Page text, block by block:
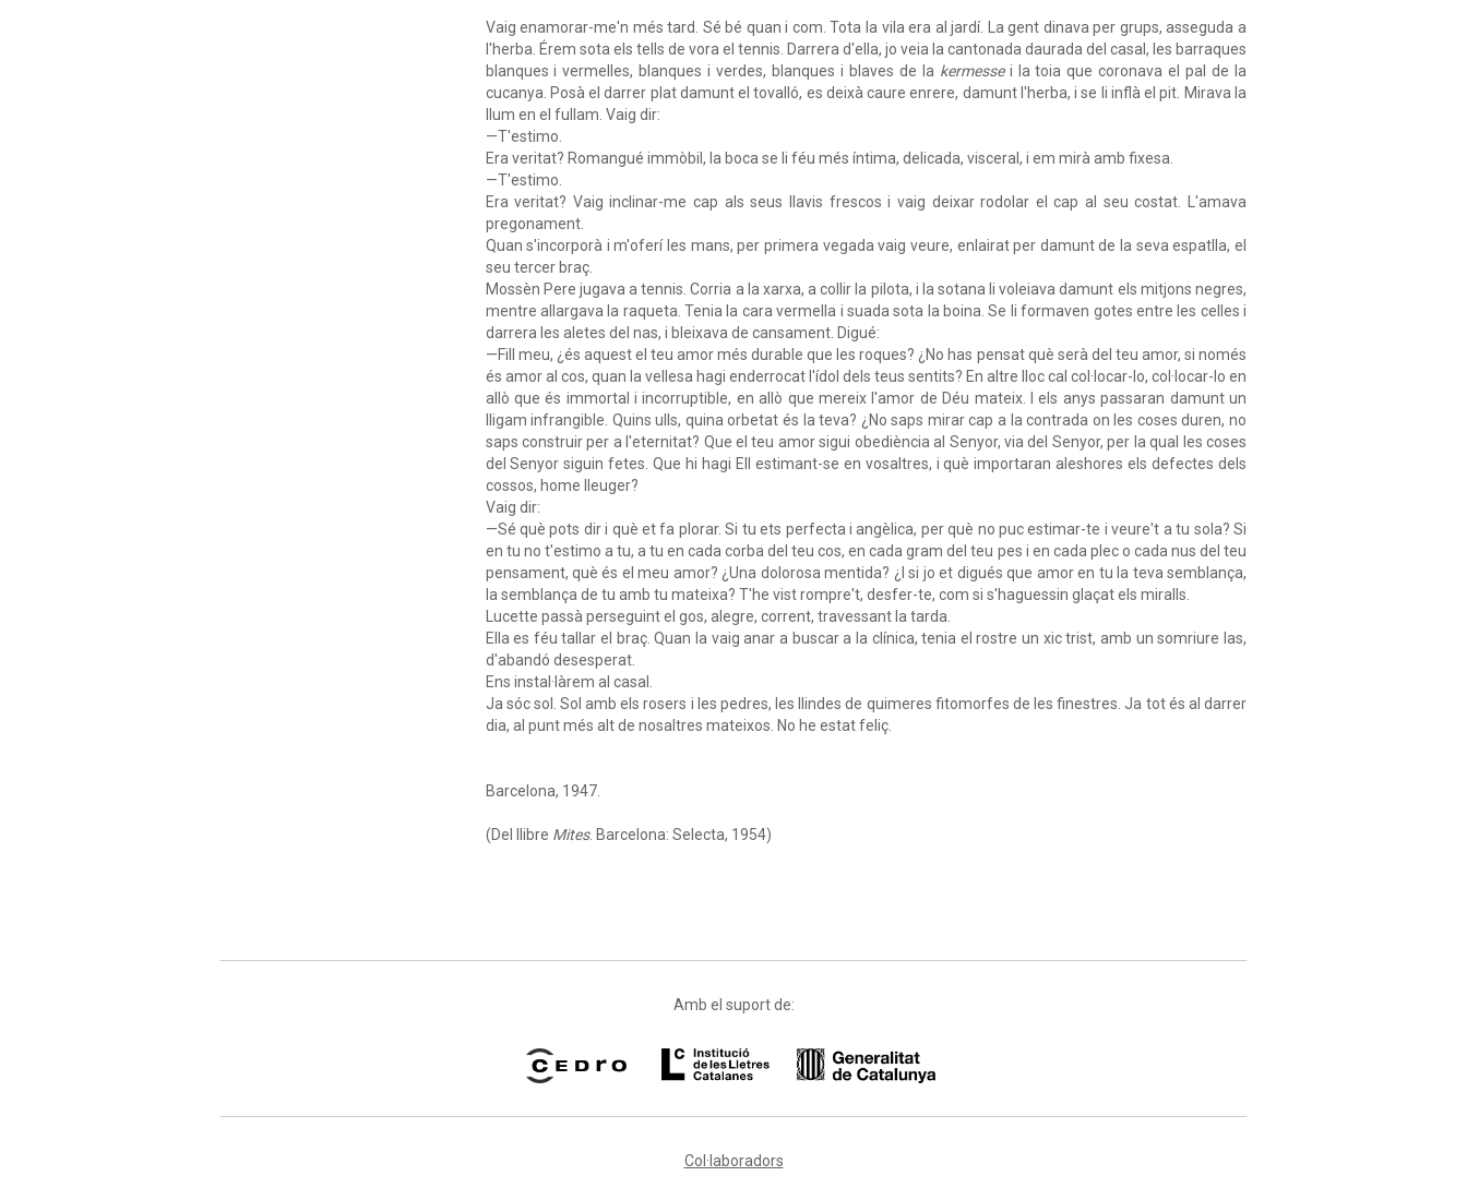
Vaig enamorar-me'n més tard. Sé bé quan i com. Tota la vila era al jardí. La gent dinava per grups, asseguda a
l'herba. Érem sota els tells de vora el tennis. Darrera d'ella, jo veia la cantonada daurada del casal, les barraques
blanques i vermelles, blanques i verdes, blanques i blaves de la kermessei la toia que coronava el pal de la
cucanya. Posà el darrer plat damunt el tovalló, es deixà caure enrere, damunt l'herba, i se li inflà el pit. Mirava la
llum en el fullam. Vaig dir:
—T'estimo.
Era veritat? Romangué immòbil, la boca se li féu més íntima, delicada, visceral, i em mirà amb fixesa.
—T'estimo.
Era veritat? Vaig inclinar-me cap als seus llavis frescos i vaig deixar rodolar el cap al seu costat. L'amava
pregonament.
Quan s'incorporà i m'oferí les mans, per primera vegada vaig veure, enlairat per damunt de la seva espatlla, el
seu tercer braç.
Mossèn Pere jugava a tennis. Corria a la xarxa, a collir la pilota, i la sotana li voleiava damunt els mitjons negres,
mentre allargava la raqueta. Tenia la cara vermella i suada sota la boina. Se li formaven gotes entre les celles i
darrera les aletes del nas, i bleixava de cansament. Digué:
—Fill meu, ¿és aquest el teu amor més durable que les roques? ¿No has pensat què serà del teu amor, si només
és amor al cos, quan la vellesa hagi enderrocat l'ídol dels teus sentits? En altre lloc cal col·locar-lo, col·locar-lo en
allò que és immortal i incorruptible, en allò que mereix l'amor de Déu mateix. I els anys passaran damunt un
lligam infrangible. Quins ulls, quina orbetat és la teva? ¿No saps mirar cap a la contrada on les coses duren, no
saps construir per a l'eternitat? Que el teu amor sigui obediència al Senyor, via del Senyor, per la qual les coses
del Senyor siguin fetes. Que hi hagi Ell estimant-se en vosaltres, i què importaran aleshores els defectes dels
cossos, home lleuger?
Vaig dir:
—Sé què pots dir i què et fa plorar. Si tu ets perfecta i angèlica, per què no puc estimar-te i veure't a tu sola? Si
en tu no t'estimo a tu, a tu en cada corba del teu cos, en cada gram del teu pes i en cada plec o cada nus del teu
pensament, què és el meu amor? ¿Una dolorosa mentida? ¿I si jo et digués que amor en tu la teva semblança,
la semblança de tu amb tu mateixa? T'he vist rompre't, desfer-te, com si s'haguessin glaçat els miralls.
Lucette passà perseguint el gos, alegre, corrent, travessant la tarda.
Ella es féu tallar el braç. Quan la vaig anar a buscar a la clínica, tenia el rostre un xic trist, amb un somriure las,
d'abandó desesperat.
Ens instal·làrem al casal.
Ja sóc sol. Sol amb els rosers i les pedres, les llindes de quimeres fitomorfes de les finestres. Ja tot és al darrer
dia, al punt més alt de nosaltres mateixos. No he estat feliç.
Barcelona, 1947.
(Del llibre Mites. Barcelona: Selecta, 1954)
Amb el suport de:
Col·laboradors